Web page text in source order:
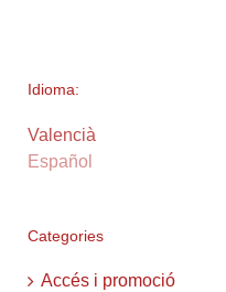
Idioma:
Valencià
Español
Categories
Accés i promoció